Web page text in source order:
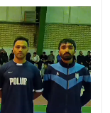
نمایشگر
ویدیو